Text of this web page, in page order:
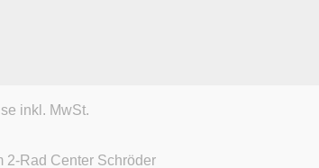
inkl. MwSt.
Rad Center Schröder